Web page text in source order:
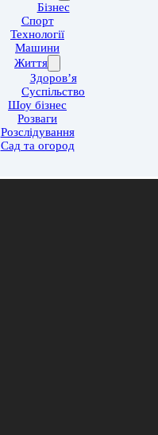
Бізнес
Спорт
Технології
Машини
Життя
Здоров’я
Суспільство
Шоу бізнес
Розваги
Розслідування
Сад та огород